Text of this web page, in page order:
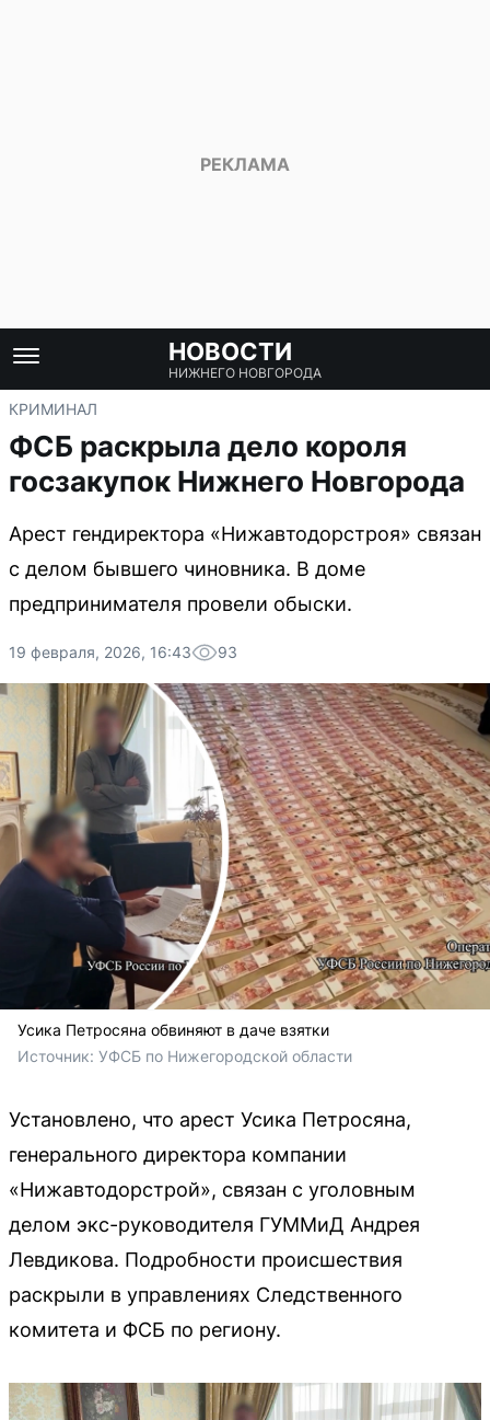
НОВОСТИ
НИЖНЕГО НОВГОРОДА
КРИМИНАЛ
ФСБ раскрыла дело короля
госзакупок Нижнего Новгорода
Арест гендиректора «Нижавтодорстроя» связан
с делом бывшего чиновника. В доме
предпринимателя провели обыски.
19 февраля, 2026, 16:43 93
Усика Петросяна обвиняют в даче взятки
Источник: УФСБ по Нижегородской области
Установлено, что арест Усика Петросяна,
генерального директора компании
«Нижавтодорстрой», связан с уголовным
делом экс-руководителя ГУММиД Андрея
Левдикова. Подробности происшествия
раскрыли в управлениях Следственного
комитета и ФСБ по региону.